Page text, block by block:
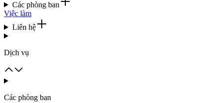
Các phòng ban
Việc làm
Liên hệ
Dịch vụ
Các phòng ban